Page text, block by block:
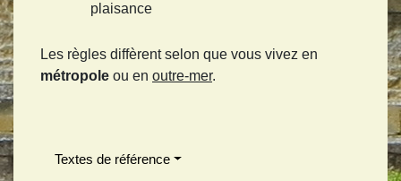
plaisance
Les règles diffèrent selon que vous vivez en
métropole ou en outre-mer.
Textes de référence